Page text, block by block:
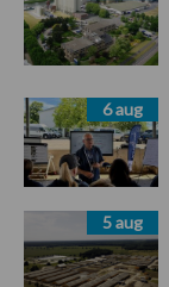
6 aug
5 aug